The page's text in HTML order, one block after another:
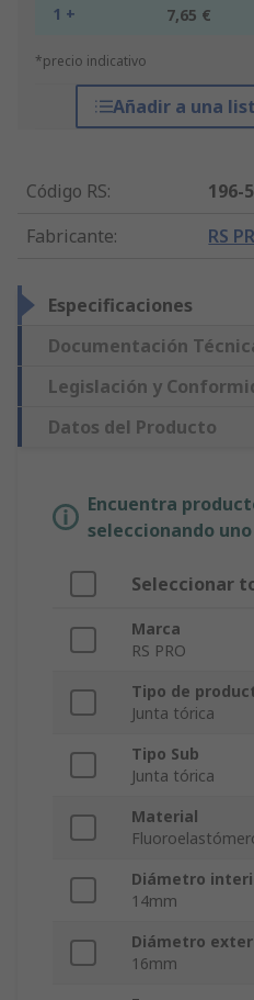
1 + 7,65 €
*precio indicativo
Añadir a una
Código RS:
196-
Fabricante: RS
Especificaciones
Documentación
Legislación y
Datos del Producto
Encuentra
seleccionando
Seleccionar
Marca
RS PRO
Tipo de
Junta tórica
Tipo Sub
Junta tórica
Material
Diámetro
14mm
Diámetro
16mm